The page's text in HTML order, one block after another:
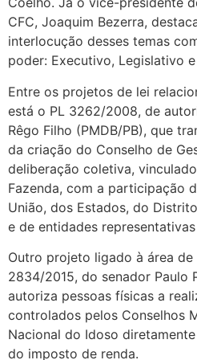
CFC, Joaquim Bezerra,
interlocução desses temas
poder: Executivo, Legislativo
Entre os projetos de lei
está o PL 3262/2008, de
Rêgo Filho (PMDB/PB), que
da criação do Conselho de
deliberação coletiva,
Fazenda, com a participação
União, dos Estados, do
e de entidades
Outro projeto ligado à área
2834/2015, do senador Paulo
autoriza pessoas físicas a
controlados pelos Conselhos
Nacional do Idoso
do imposto de renda.